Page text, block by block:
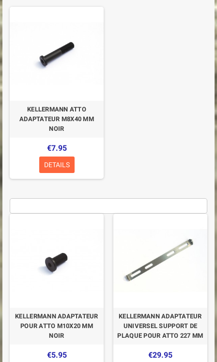
KELLERMANN ATTO
ADAPTATEUR M8X40 MM
NOIR
€7.95
DETAILS
KELLERMANN ADAPTATEUR
POUR ATTO M10X20 MM
NOIR
€5.95
KELLERMANN ADAPTATEUR
UNIVERSEL SUPPORT DE
PLAQUE POUR ATTO 227 MM
€29.95